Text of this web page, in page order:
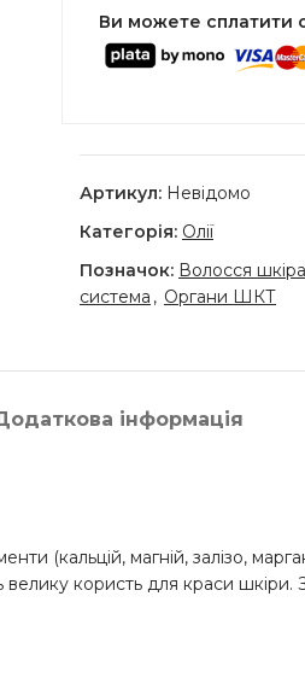
Ви можете сплатити
Артикул: Невідомо
Категорія: Олії
Позначок: Волосся шкіра
система , Органи ШКТ
інформація
(кальцій, магній, залізо,
велику користь для краси